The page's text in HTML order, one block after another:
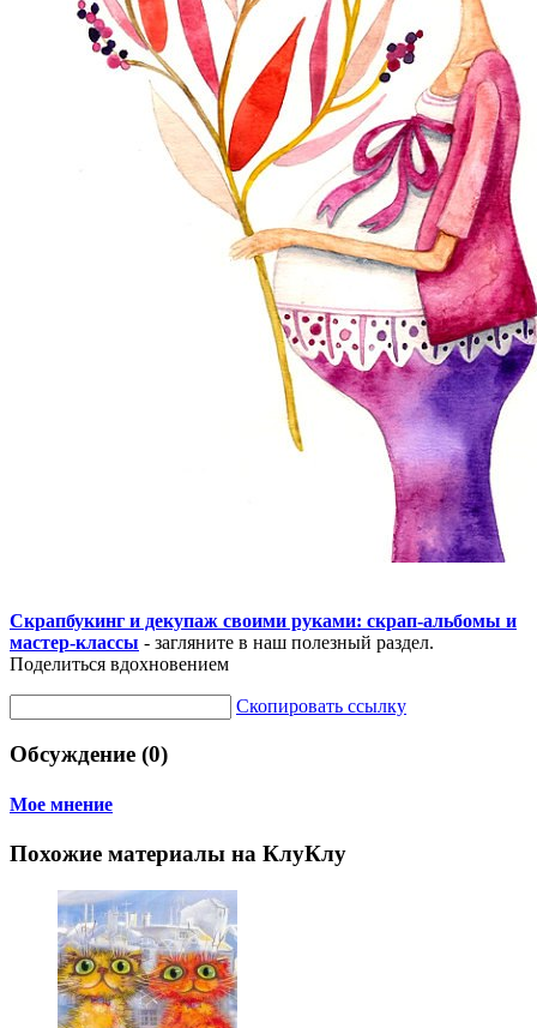
Скрапбукинг и декупаж своими руками: скрап-альбомы и
мастер-классы - загляните в наш полезный раздел.
Поделиться вдохновением
Скопировать ссылку
Обсуждение (0)
Мое мнение
Похожие материалы на КлуКлу